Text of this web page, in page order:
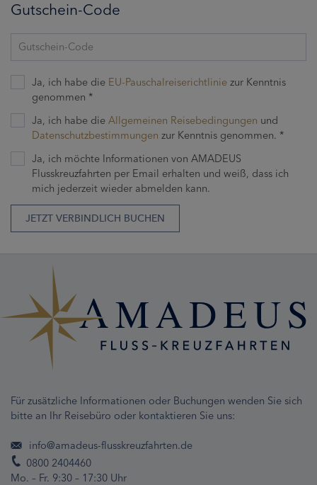
Gutschein-Code
Gutschein-Code
Ja, ich habe die EU-Pauschalreiserichtlinie zur Kenntnis
genommen *
Ja, ich habe die Allgemeinen Reisebedingungen und
Datenschutzbestimmungen zur Kenntnis genommen. *
Ja, ich möchte Informationen von AMADEUS
Flusskreuzfahrten per Email erhalten und weiß, dass ich
mich jederzeit wieder abmelden kann.
JETZT VERBINDLICH BUCHEN
Für zusätzliche Informationen oder Buchungen wenden Sie sich
bitte an Ihr Reisebüro oder kontaktieren Sie uns:
info@amadeus-flusskreuzfahrten.de
0800 2404460
Mo. – Fr. 9:30 – 17:30 Uhr